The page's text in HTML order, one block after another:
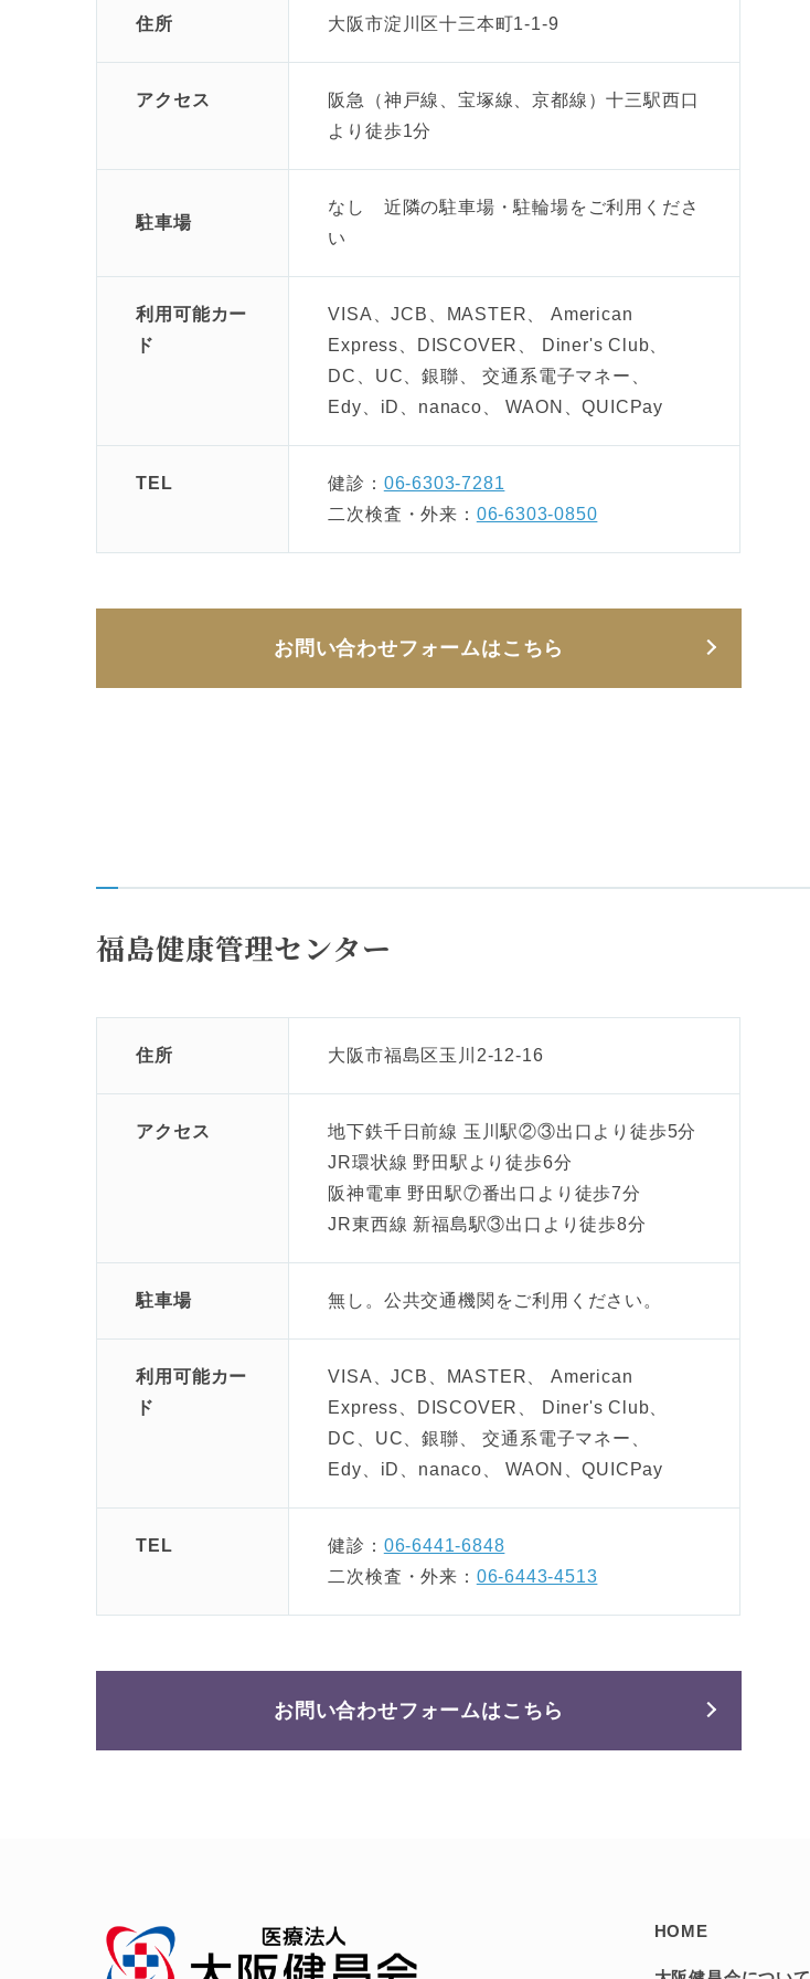
住所 大阪市淀川区十三本町1-1-9
アクセス
阪急（神戸線、宝塚線、京都線）十三駅西口
より徒歩1分
駐車場
なし 近隣の駐車場・駐輪場をご利用くださ
い
利用可能カー
ド
VISA、JCB、MASTER、 American
Express、DISCOVER、 Diner's Club、
DC、UC、銀聯、 交通系電子マネー、
Edy、iD、nanaco、 WAON、QUICPay
TEL 健診： 06-6303-7281
二次検査・外来： 06-6303-0850
お問い合わせフォームはこちら
福島健康管理センター
住所 大阪市福島区玉川2-12-16
アクセス
地下鉄千日前線 玉川駅②③出口より徒歩5分
JR環状線 野田駅より徒歩6分
阪神電車 野田駅⑦番出口より徒歩7分
JR東西線 新福島駅③出口より徒歩8分
駐車場 無し。公共交通機関をご利用ください。
利用可能カー
ド
VISA、JCB、MASTER、 American
Express、DISCOVER、 Diner's Club、
DC、UC、銀聯、 交通系電子マネー、
Edy、iD、nanaco、 WAON、QUICPay
TEL 健診： 06-6441-6848
二次検査・外来： 06-6443-4513
お問い合わせフォームはこちら
HOME